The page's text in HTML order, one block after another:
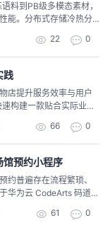
料到PB级多模态素材，
能。分布式存储冷热分
特征，成为构建高效AI
逻辑可从以下四个关键
核心诉求是“海量吞吐与
像或音视频数据，这些
。存储系统在此阶段通常
实现数据的持久化保
自动识别格式并进行动
据流转时间。其次，在
模型训练对I/O延迟极度
大的资源浪费。此时，
）以及优化器
模型在秒级完成单次迭
与微调阶段，存储需具
量具有不可预测的突发
聚合，并利用存储级内
22 0
践
店提升服务效率与用户
构建一款贴合实际业务
模式，零代码编写打造
66 0
馆预约小程序
约普遍存在流程繁琐、
华为云 CodeArts 码道
的全流程开发过程。课
61 0